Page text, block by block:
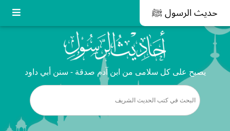
حديث الرسول ﷺ
يصبح على كل سلامى من ابن آدم صدقة - سنن أبي داود